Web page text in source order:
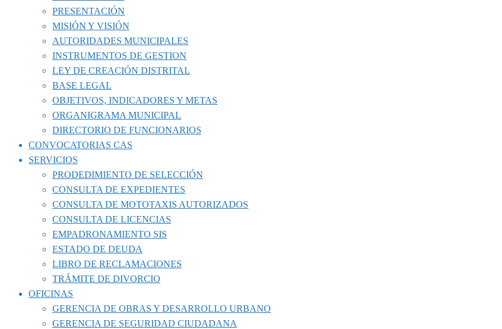
PRESENTACIÓN
MISIÓN Y VISIÓN
AUTORIDADES MUNICIPALES
INSTRUMENTOS DE GESTION
LEY DE CREACIÓN DISTRITAL
BASE LEGAL
OBJETIVOS, INDICADORES Y METAS
ORGANIGRAMA MUNICIPAL
DIRECTORIO DE FUNCIONARIOS
CONVOCATORIAS CAS
SERVICIOS
PRODEDIMIENTO DE SELECCIÓN
CONSULTA DE EXPEDIENTES
CONSULTA DE MOTOTAXIS AUTORIZADOS
CONSULTA DE LICENCIAS
EMPADRONAMIENTO SIS
ESTADO DE DEUDA
LIBRO DE RECLAMACIONES
TRÁMITE DE DIVORCIO
OFICINAS
GERENCIA DE OBRAS Y DESARROLLO URBANO
GERENCIA DE SEGURIDAD CIUDADANA